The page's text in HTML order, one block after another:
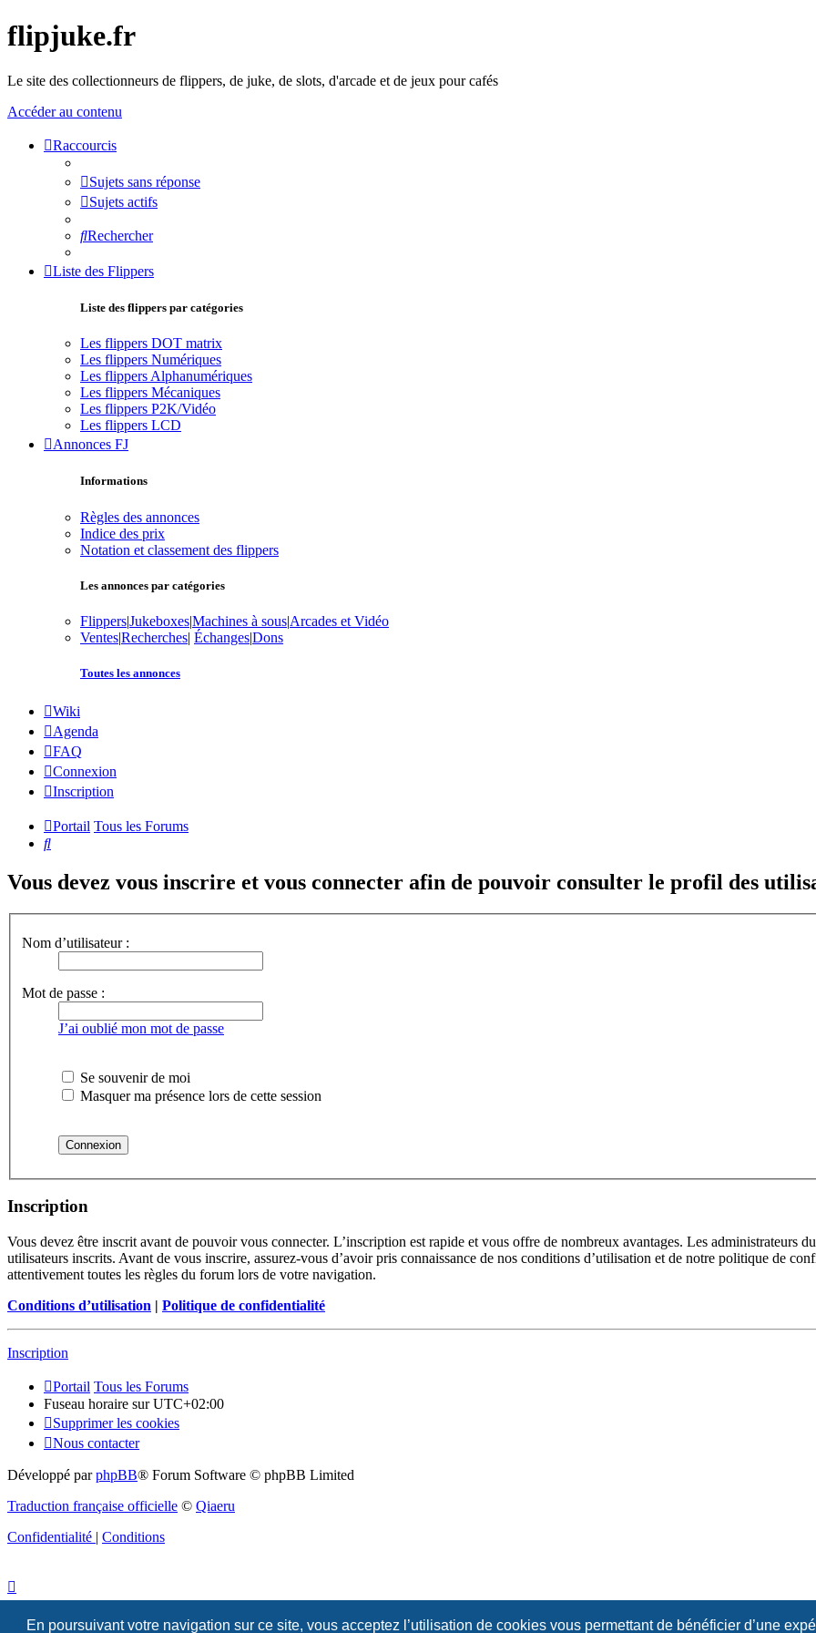
En poursuivant votre navigation sur ce site, vous acceptez l’utilisation de cookies vous permettant de bénéficier d’une
flipjuke.fr
Le site des collectionneurs de flippers, de juke, de slots, d'arcade et de jeux pour cafés
Accéder au contenu
Raccourcis
Sujets sans réponse
Sujets actifs
Rechercher
Liste des Flippers
Liste des flippers par catégories
Les flippers DOT matrix
Les flippers Numériques
Les flippers Alphanumériques
Les flippers Mécaniques
Les flippers P2K/Vidéo
Les flippers LCD
Annonces FJ
Informations
Règles des annonces
Indice des prix
Notation et classement des flippers
Les annonces par catégories
Flippers|Jukeboxes|Machines à sous|Arcades et Vidéo
Ventes|Recherches| Échanges|Dons
Toutes les annonces
Wiki
Agenda
FAQ
Connexion
Inscription
Portail Tous les Forums
Rechercher
Vous devez vous inscrire et vous connecter afin de pouvoir consulter le profil des
Nom d’utilisateur :
Mot de passe :
J’ai oublié mon mot de passe
Se souvenir de moi
Masquer ma présence lors de cette session
Inscription
Vous devez être inscrit avant de pouvoir vous connecter. L’inscription est rapide et vous offre de nombreux avantages. Les administrateurs
utilisateurs inscrits. Avant de vous inscrire, assurez-vous d’avoir pris connaissance de nos conditions d’utilisation et de notre politique de
attentivement toutes les règles du forum lors de votre navigation.
Conditions d’utilisation | Politique de confidentialité
Inscription
Portail Tous les Forums
Fuseau horaire surUTC+02:00
Supprimer les cookies
Nous contacter
Développé parphpBB® Forum Software © phpBB Limited
Traduction française officielle © Qiaeru
Confidentialité | Conditions